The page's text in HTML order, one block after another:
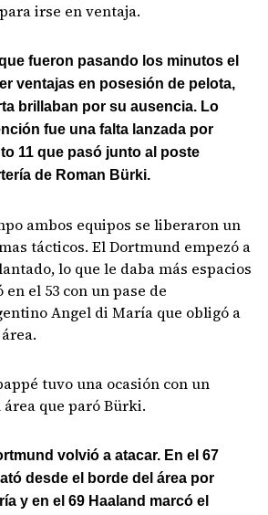
irse en ventaja.
fueron pasando los minutos el
ventajas en posesión de pelota,
brillaban por su ausencia. Lo
fue una falta lanzada por
11 que pasó junto al poste
de Roman Bürki.
ambos equipos se liberaron un
tácticos. El Dortmund empezó a
lo que le daba más espacios
en el 53 con un pase de
Angel di María que obligó a
tuvo una ocasión con un
que paró Bürki.
volvió a atacar. En el 67
desde el borde del área por
y en el 69 Haaland marcó el